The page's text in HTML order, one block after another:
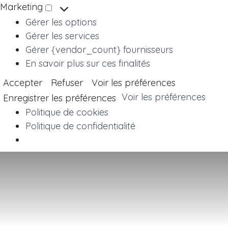
Marketing
Marketing
Gérer les options
Gérer les services
Gérer {vendor_count} fournisseurs
En savoir plus sur ces finalités
Accepter
Refuser
Voir les préférences
Enregistrer les préférences Voir les préférences
Politique de cookies
Politique de confidentialité